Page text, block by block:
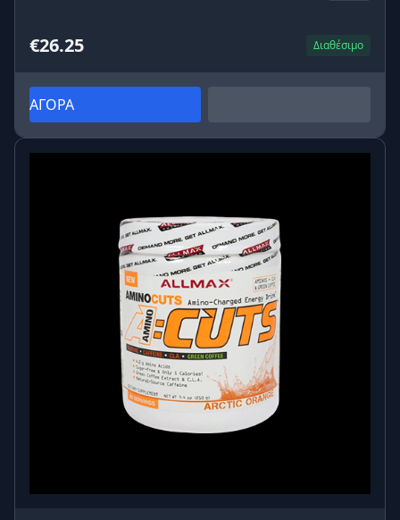
€26.25 Διαθέσιμο
ΑΓΟΡΑ